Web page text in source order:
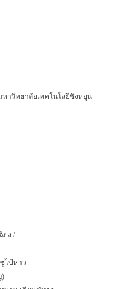
หาวิทยาลัยเทคโนโลยีชิงหยุน
ยง /
ไป๋หาว
)